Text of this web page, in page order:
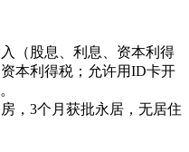
（股息、利息、资本利得
本利得税；允许用ID卡开
，3个月获批永居，无居住